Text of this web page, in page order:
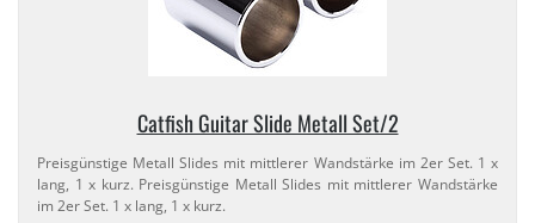
Catfish Guitar Slide Metall Set/​2
Preisgünstige Metall Slides mit mittlerer Wandstärke im 2er Set. 1 x
lang, 1 x kurz. Preisgünstige Metall Slides mit mittlerer Wandstärke
im 2er Set. 1 x lang, 1 x kurz.